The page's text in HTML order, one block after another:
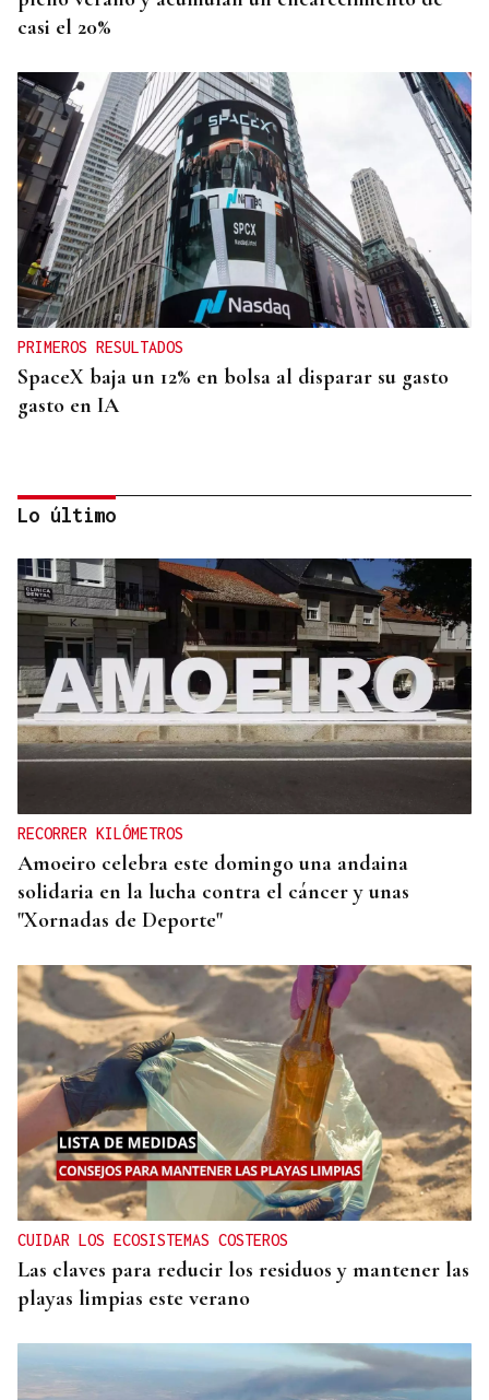
casi el 20%
PRIMEROS RESULTADOS
SpaceX baja un 12% en bolsa al disparar su gasto
gasto en IA
INVESTIGACIÓN
Una nueva tecnología utiliza la IA para optimizar
Lo último
RECORRER KILÓMETROS
Amoeiro celebra este domingo una andaina
solidaria en la lucha contra el cáncer y unas
"Xornadas de Deporte"
CUIDAR LOS ECOSISTEMAS COSTEROS
Las claves para reducir los residuos y mantener las
playas limpias este verano